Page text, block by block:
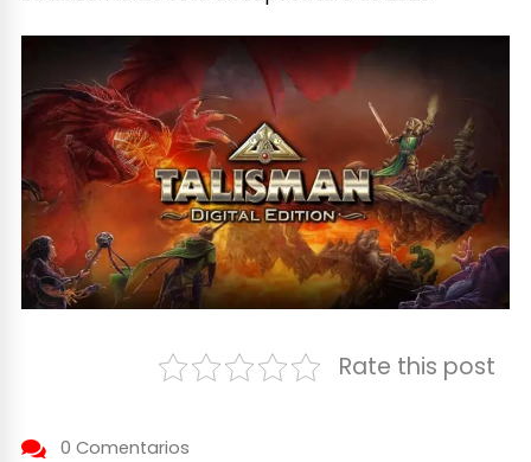
Rate this post
0 Comentarios